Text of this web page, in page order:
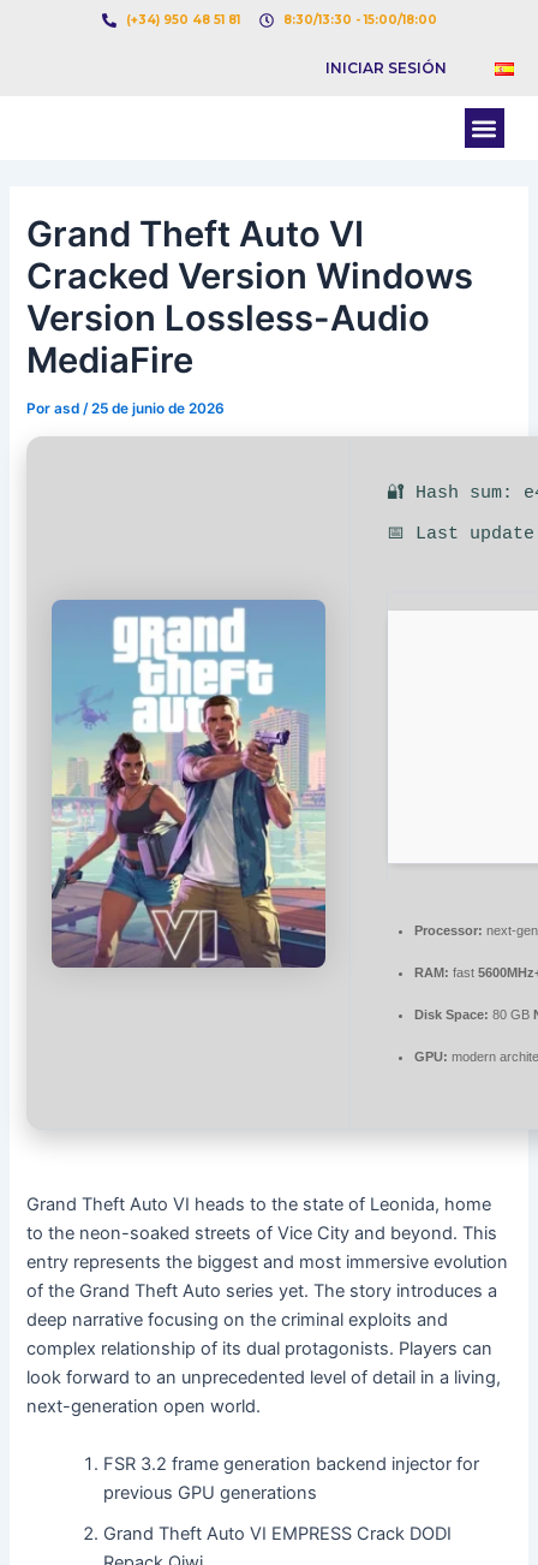
(+34) 950 48 51 81 8:30/13:30 - 15:00/18:00
INICIAR SESIÓN
Grand Theft Auto VI
Cracked Version Windows
Version Lossless-Audio
MediaFire
Porasd /25 de junio de 2026
🔐 Hash sum:
📅 Last
Processor: next-
RAM: fast
Disk Space: 80 GB
GPU: modern
Grand Theft Auto VI heads to the state of Leonida, home
to the neon-soaked streets of Vice City and beyond. This
entry represents the biggest and most immersive evolution
of the Grand Theft Auto series yet. The story introduces a
deep narrative focusing on the criminal exploits and
complex relationship of its dual protagonists. Players can
look forward to an unprecedented level of detail in a living,
next-generation open world.
FSR 3.2 frame generation backend injector for
previous GPU generations
Grand Theft Auto VI EMPRESS Crack DODI
Navegación